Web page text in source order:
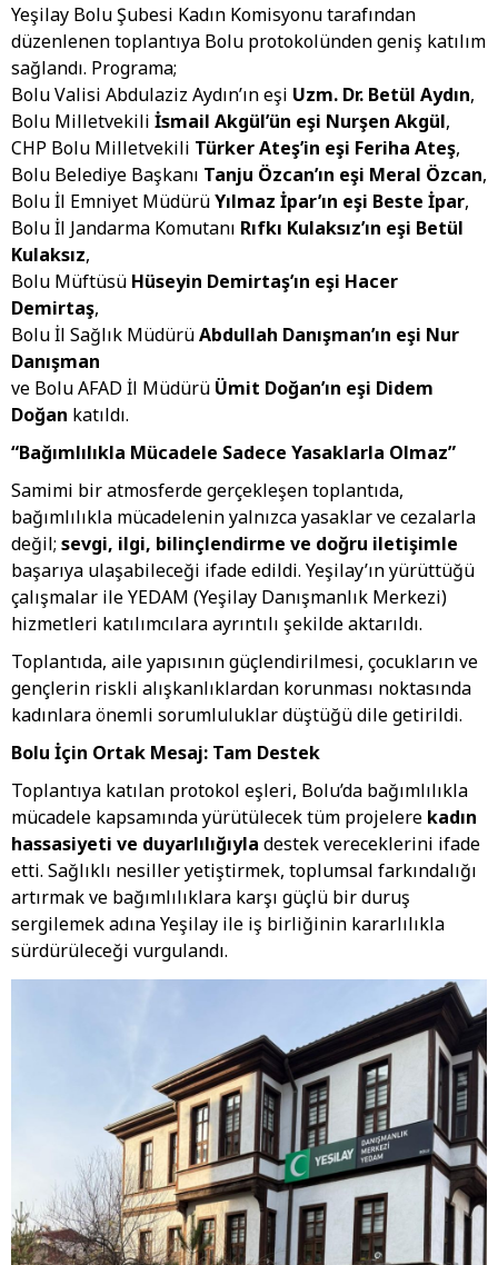
Yeşilay Bolu Şubesi Kadın Komisyonu tarafından
düzenlenen toplantıya Bolu protokolünden geniş katılım
sağlandı. Programa;
Bolu Valisi Abdulaziz Aydın’ın eşi Uzm. Dr. Betül Aydın,
Bolu Milletvekili İsmail Akgül’ün eşi Nurşen Akgül,
CHP Bolu Milletvekili Türker Ateş’in eşi Feriha Ateş,
Bolu Belediye Başkanı Tanju Özcan’ın eşi Meral Özcan,
Bolu İl Emniyet MüdürüYılmaz İpar’ın eşi Beste İpar,
Bolu İl Jandarma Komutanı Rıfkı Kulaksız’ın eşi Betül
Kulaksız,
Bolu Müftüsü Hüseyin Demirtaş’ın eşi Hacer
Demirtaş,
Bolu İl Sağlık MüdürüAbdullah Danışman’ın eşi Nur
Danışman
ve Bolu AFAD İl Müdürü Ümit Doğan’ın eşi Didem
Doğan katıldı.
“Bağımlılıkla Mücadele Sadece Yasaklarla Olmaz”
Samimi bir atmosferde gerçekleşen toplantıda,
bağımlılıkla mücadelenin yalnızca yasaklar ve cezalarla
değil; sevgi, ilgi, bilinçlendirme ve doğru iletişimle
başarıya ulaşabileceği ifade edildi. Yeşilay’ın yürüttüğü
çalışmalar ile YEDAM (Yeşilay Danışmanlık Merkezi)
hizmetleri katılımcılara ayrıntılı şekilde aktarıldı.
Toplantıda, aile yapısının güçlendirilmesi, çocukların ve
gençlerin riskli alışkanlıklardan korunması noktasında
kadınlara önemli sorumluluklar düştüğü dile getirildi.
Bolu İçin Ortak Mesaj: Tam Destek
Toplantıya katılan protokol eşleri, Bolu’da bağımlılıkla
mücadele kapsamında yürütülecek tüm projelere kadın
hassasiyeti ve duyarlılığıyla destek vereceklerini ifade
etti. Sağlıklı nesiller yetiştirmek, toplumsal farkındalığı
artırmak ve bağımlılıklara karşı güçlü bir duruş
sergilemek adına Yeşilay ile iş birliğinin kararlılıkla
sürdürüleceği vurgulandı.